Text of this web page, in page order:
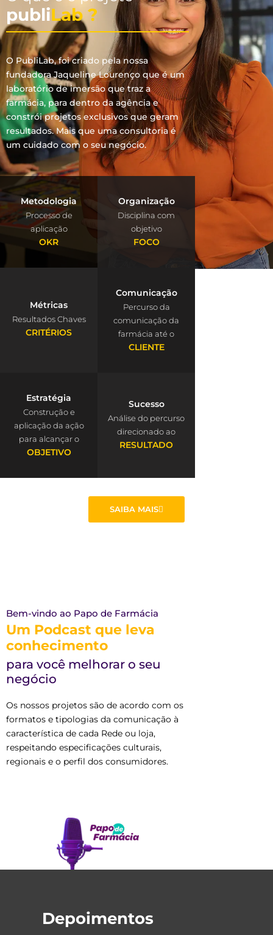
publiLab ?
O PubliLab, foi criado pela nossa
fundadora Jaqueline Lourenço que é um
laboratório de imersão que traz a
farmácia, para dentro da agência e
constrói projetos exclusivos que geram
resultados. Mais que uma consultoria é
um cuidado com o seu negócio.
Metodologia
Processo de
aplicação
OKR
Organização
Disciplina com
objetivo
FOCO
Métricas
Resultados Chaves
CRITÉRIOS
Comunicação
Percurso da
comunicação da
farmácia até o
CLIENTE
Estratégia
Construção e
aplicação da ação
para alcançar o
OBJETIVO
Sucesso
Análise do percurso
direcionado ao
RESULTADO
SAIBA MAIS
Bem-vindo ao Papo de Farmácia
Um Podcast que leva
conhecimento
para você melhorar o seu
negócio
Os nossos projetos são de acordo com os
formatos e tipologias da comunicação à
característica de cada Rede ou loja,
respeitando especificações culturais,
regionais e o perfil dos consumidores.
Depoimentos